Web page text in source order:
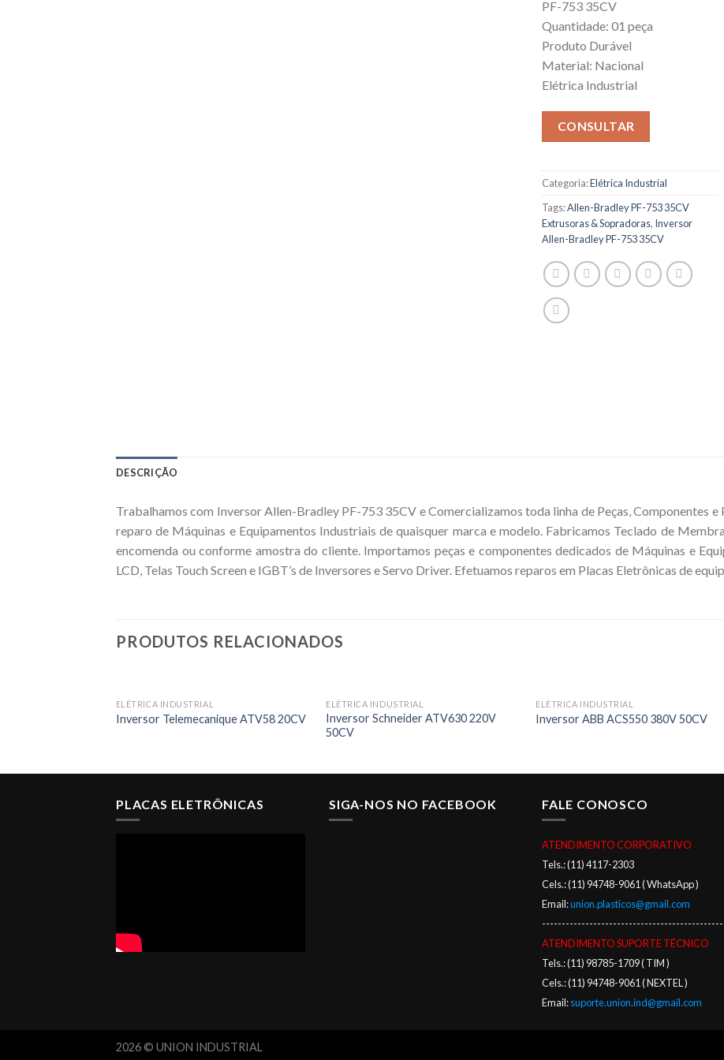
PF-753 35CV
Quantidade: 01 peça
Produto Durável
Material: Nacional
Elétrica Industrial
CONSULTAR
Categoria:Elétrica Industrial
Tags:Allen-Bradley PF-753 35CV
Extrusoras & Sopradoras, Inversor
Allen-Bradley PF-753 35CV
DESCRIÇÃO
Trabalhamos com Inversor Allen-Bradley PF-753 35CV e Comercializamos toda linha de Peças, Componentes
reparo de Máquinas e Equipamentos Industriais de quaisquer marca e modelo. Fabricamos Teclado de
encomenda ou conforme amostra do cliente. Importamos peças e componentes dedicados de Máquinas e
LCD, Telas Touch Screen e IGBT’s de Inversores e Servo Driver. Efetuamos reparos em Placas Eletrônicas de
PRODUTOS RELACIONADOS
ELÉTRICA INDUSTRIAL
Inversor Telemecanique ATV58 20CV
ELÉTRICA INDUSTRIAL
Inversor Schneider ATV630 220V
50CV
ELÉTRICA INDUSTRIAL
Inversor ABB ACS550 380V 50CV
PLACAS ELETRÔNICAS SIGA-NOS NO FACEBOOK FALE CONOSCO
ATENDIMENTO CORPORATIVO
Tels.: (11) 4117-2303
Cels.: (11) 94748-9061 ( WhatsApp )
Email:union.plasticos@gmail.com
ATENDIMENTO SUPORTE TÉCNICO
Tels.: (11) 98785-1709 ( TIM )
Cels.: (11) 94748-9061 ( NEXTEL )
Email:suporte.union.ind@gmail.com
2026 © UNION INDUSTRIAL